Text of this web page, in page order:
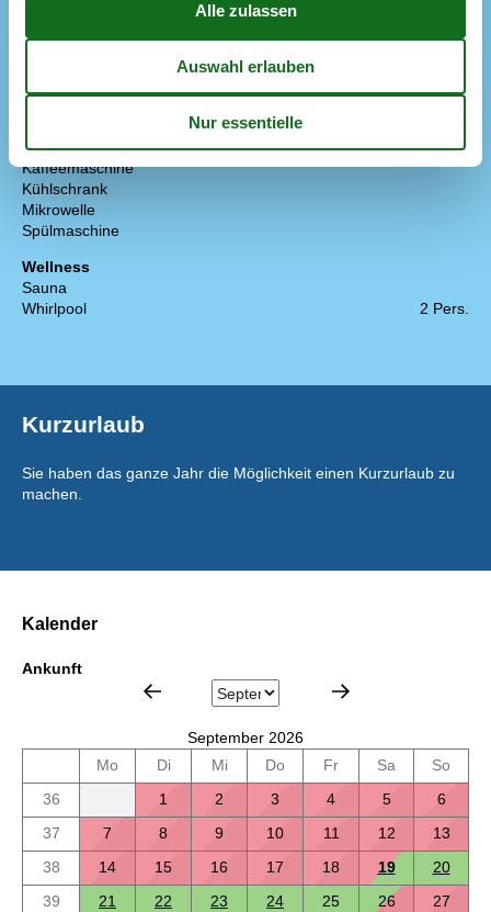
Gefriertruhe
50 l
Kaffeemaschine
Kühlschrank
Mikrowelle
Spülmaschine
Wellness
Sauna
Whirlpool
2 Pers.
Kurzurlaub
Sie haben das ganze Jahr die Möglichkeit einen Kurzurlaub zu
machen.
Kalender
Ankunft
September 2026
Mo
Di Mi Do Fr Sa
So
36
1 2 3 4 5
6
37
7 8 9 10 11 12
13
38
14 15 16 17 18 19
20
39
21 22 23 24 25 26
27